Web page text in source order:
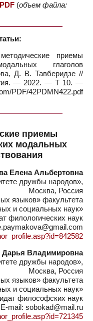
(объем файла:
приемы
глаголов
Д. В. Тавберидзе //
— 2022. — Т 10. —
42PDMN422.pdf
приемы
модальных
Елена Альбертовна
дружбы народов»,
Москва, Россия
языков» факультета
и социальных наук»
филологических наук
Дарья Владимировна
дружбы народов»,
Москва, Россия
языков» факультета
и социальных наук»
философских наук
E-mail: sobokad@mail.ru